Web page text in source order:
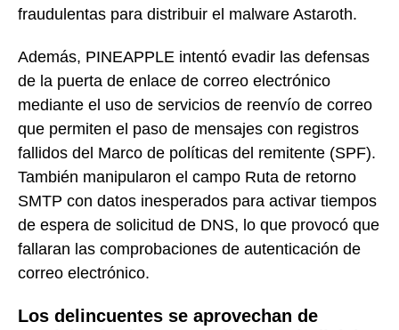
fraudulentas para distribuir el malware Astaroth.
Además, PINEAPPLE intentó evadir las defensas
de la puerta de enlace de correo electrónico
mediante el uso de servicios de reenvío de correo
que permiten el paso de mensajes con registros
fallidos del Marco de políticas del remitente (SPF).
También manipularon el campo Ruta de retorno
SMTP con datos inesperados para activar tiempos
de espera de solicitud de DNS, lo que provocó que
fallaran las comprobaciones de autenticación de
correo electrónico.
Los delincuentes se aprovechan de